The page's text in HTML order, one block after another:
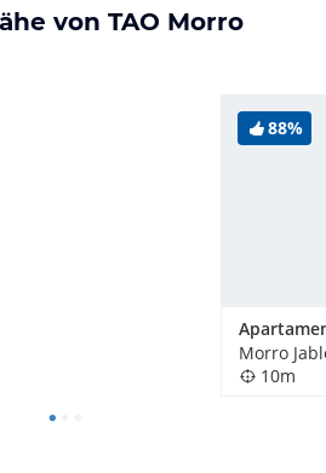
von TAO Morro
88%
Morro
10m